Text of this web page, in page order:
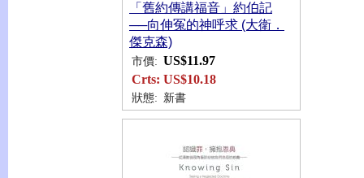
「舊約傳講福音」約伯記
──向伸冤的神呼求 (大衛．
傑克森)
市價: US$11.97
Crts: US$10.18
狀態: 新書